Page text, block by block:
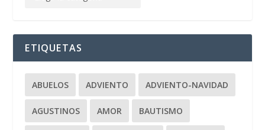
ETIQUETAS
ABUELOS ADVIENTO ADVIENTO-NAVIDAD
AGUSTINOS AMOR BAUTISMO